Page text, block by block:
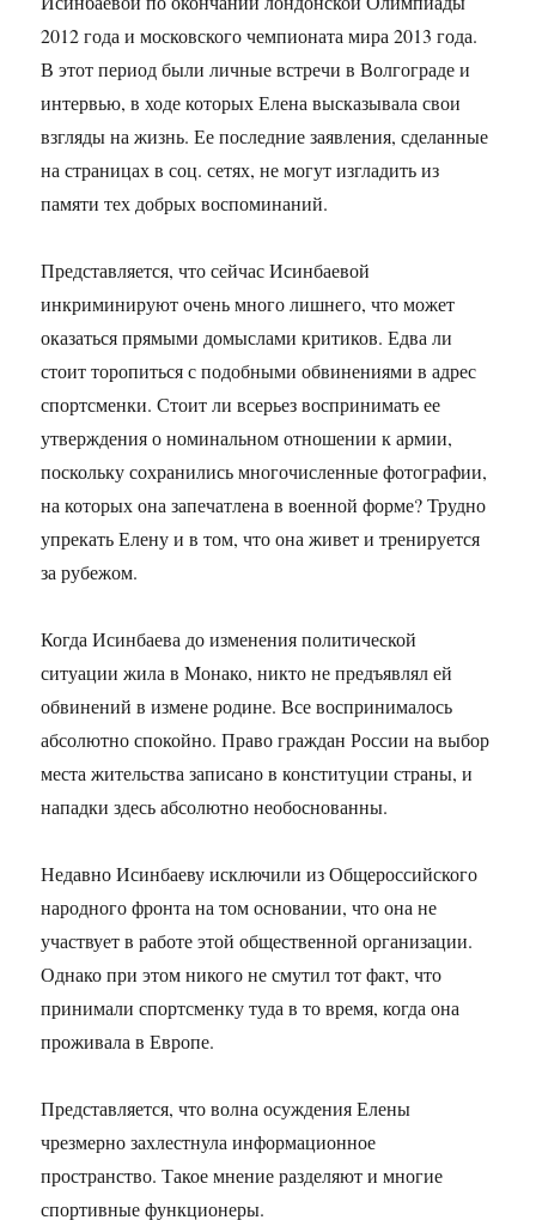
2012 года и московского чемпионата мира 2013 года.
В этот период были личные встречи в Волгограде и
интервью, в ходе которых Елена высказывала свои
взгляды на жизнь. Ее последние заявления, сделанные
на страницах в соц. сетях, не могут изгладить из
памяти тех добрых воспоминаний.
Представляется, что сейчас Исинбаевой
инкриминируют очень много лишнего, что может
оказаться прямыми домыслами критиков. Едва ли
стоит торопиться с подобными обвинениями в адрес
спортсменки. Стоит ли всерьез воспринимать ее
утверждения о номинальном отношении к армии,
поскольку сохранились многочисленные фотографии,
на которых она запечатлена в военной форме? Трудно
упрекать Елену и в том, что она живет и тренируется
за рубежом.
Когда Исинбаева до изменения политической
ситуации жила в Монако, никто не предъявлял ей
обвинений в измене родине. Все воспринималось
абсолютно спокойно. Право граждан России на выбор
места жительства записано в конституции страны, и
нападки здесь абсолютно необоснованны.
Недавно Исинбаеву исключили из Общероссийского
народного фронта на том основании, что она не
участвует в работе этой общественной организации.
Однако при этом никого не смутил тот факт, что
принимали спортсменку туда в то время, когда она
проживала в Европе.
Представляется, что волна осуждения Елены
чрезмерно захлестнула информационное
пространство. Такое мнение разделяют и многие
спортивные функционеры.